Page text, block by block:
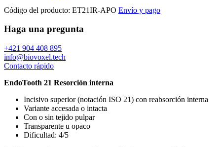
Código del producto: ET21IR-APO Envío y pago
Haga una pregunta
+421 904 408 895
info@biovoxel.tech
Contacto rápido
EndoTooth 21 Resorción interna
Incisivo superior (notación ISO 21) con reabsorción interna
Variante accesada o intacta
Con o sin tejido pulpar
Transparente u opaco
Dificultad: 4/5